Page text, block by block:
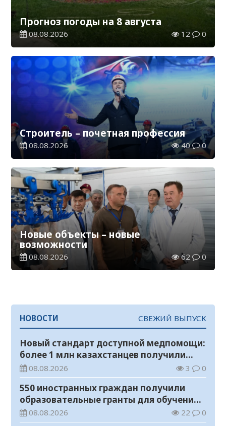
Прогноз погоды на 8 августа
08.08.2026 12 0
Строитель – почетная профессия
08.08.2026 40 0
Новые объекты – новые
возможности
08.08.2026 62 0
НОВОСТИ СВЕЖИЙ ВЫПУСК
Новый стандарт доступной медпомощи:
более 1 млн казахстанцев получили
телемедицинские услуги
08.08.2026 3 0
550 иностранных граждан получили
образовательные гранты для обучения в
Казахстане
08.08.2026 22 0